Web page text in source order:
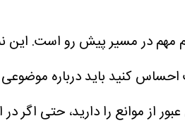
در مسیر پیش رو است. این
کنید باید درباره
از موانع را دارید، حتی اگر